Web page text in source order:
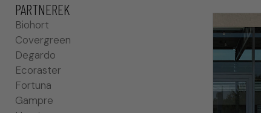
PARTNEREK
Biohort
Covergreen
Degardo
Ecoraster
Fortuna
Gampre